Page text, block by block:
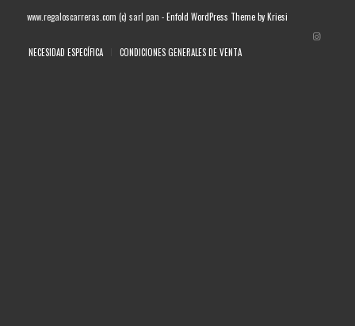
www.regaloscarreras.com (c) sarl pan -Enfold WordPress Theme by Kriesi
NECESIDAD ESPECÍFICA CONDICIONES GENERALES DE VENTA